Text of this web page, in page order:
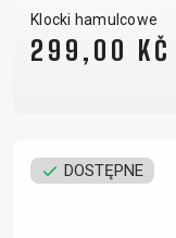
Klocki hamulcowe
299,00 KČ
DOSTĘPNE